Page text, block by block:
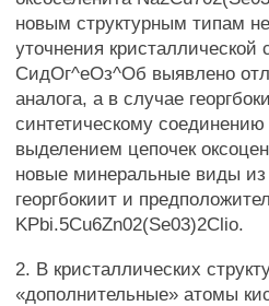
новым структурным типам
уточнения кристаллической
СидОг^еОз^Об выявлено
аналога, а в случае
синтетическому
выделением цепочек
новые минеральные виды из
георгбокиит и
KPbi.5Cu6Zn02(Se03)2Clio.
2. В кристаллических
«дополнительные» атомы